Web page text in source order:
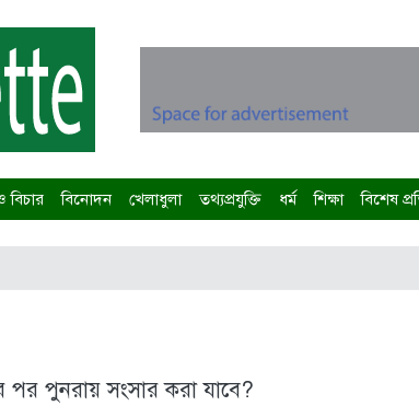
বিনোদন খেলাধুলা তথ্যপ্রযুক্তি ধর্ম শিক্ষা বিশেষ
পর পুনরায় সংসার করা যাবে?